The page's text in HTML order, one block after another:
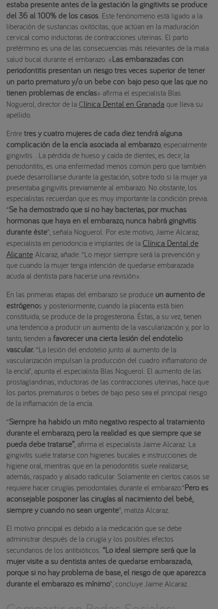
estaba presente antes de la gestación la gingitivits se produce
del 36 al 100% de los casos. Este fenónomeno está ligado a la
liberación de sustancias oxitócitas, que actúan en la maduración
cervical como inductoras de contracciones uterinas. El parto
pretérmino es una de las consecuencias más relevantes de la mala
salud bucal durante el embarazo. «Las embarazadas con
periodontitis presentan un riesgo tres veces superior de tener
un parto prematuro y/o un bebe con bajo peso que las que no
tienen problemas de encías» afirma el especialista Blas
Noguerol, director de la Clínica Dental en Granada que lleva su
apellido.
Entretres y cuatro mujeres de cada diez tendrá alguna
complicación de la encía asociada al embarazo, especialmente
gingivitis . La pérdida de hueso y caída de dientes, es decir, la
periodontitis, es una enfermedad menos común pero que también
puede desarrollarse durante la gestación, sobre todo si la mujer ya
presentaba gingivitis previamente al embarazo. No obstante, los
especialistas recuerdan que es muy importante la condición previa.
“Se ha demostrado que si no hay bacterias, por muchas
hormonas que haya en el embarazo, nunca habrá gingivitis
durante éste”, señala Noguerol. Por este motivo, Jaime Alcaraz,
especialista en periodoncia e implantes de la Clínica Dental de
AlicanteAlcaraz, añade: “Lo mejor siempre será la prevención y
que cuando la mujer tenga intención de quedarse embarazada
acuda al dentista para hacerse una revisión».
En las primeras etapas del embarazo se produce un aumento de
estrógenos y posteriormente, cuando la placenta está bien
constituida, se produce de la progesterona. Éstas, a su vez, tienen
una tendencia a producir un aumento de la vascularización y, por lo
tanto, tienden a favorecer una cierta lesión del endotelio
vascular.“La lesión del endotelio junto al aumento de la
vascularización impulsan la producción del cuadro inflamatorio de
la encía”, apunta el especialista Blas Noguerol. El aumento de las
prostaglandinas, inductoras de las contracciones uterinas, hace que
los partos prematuros o bebes de bajo peso sea el principal riesgo
de la inflamación de la encía.
“Siempre ha habido un mito negativo respecto al tratamiento
durante el embarazo, pero la realidad es que siempre que se
pueda debe tratarse”, afirma el especialista Jaime Alcaraz. La
gingivitis suele tratarse con higienes bucales e instrucciones de
higiene oral, mientras que en la periodontitis suele realizarse,
además, raspado y alisado radicular. Solamente en ciertos casos se
requiere hacer cirugías periodontales durante el embarazo.“Pero es
aconsejable posponer las cirugías al nacimiento del bebé,
siempre y cuando no sean urgente”, matiza Alcaraz.
El motivo principal es debido a la medicación que se debe
administrar después de la cirugía y los posibles efectos
secundarios de los antibióticos. “Lo ideal siempre será que la
mujer visite a su dentista antes de quedarse embarazada,
porque si no hay problema de base, el riesgo de que aparezca
durante el embarazo es mínimo”, concluye Jaime Alcaraz.